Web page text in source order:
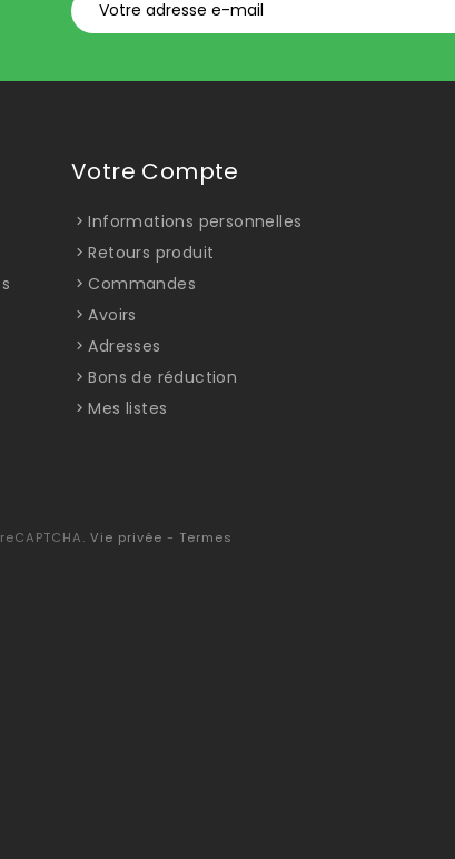
Votre Compte
Informations personnelles
Retours produit
Commandes
Avoirs
Adresses
Bons de réduction
Mes listes
Vie privée - Termes